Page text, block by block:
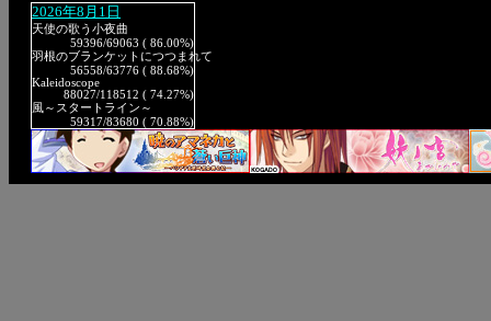
2026年8月1日
天使の歌う小夜曲
59396/69063 ( 86.00%)
羽根のブランケットにつつまれて
56558/63776 ( 88.68%)
Kaleidoscope
88027/118512 ( 74.27%)
風～スタートライン～
59317/83680 ( 70.88%)